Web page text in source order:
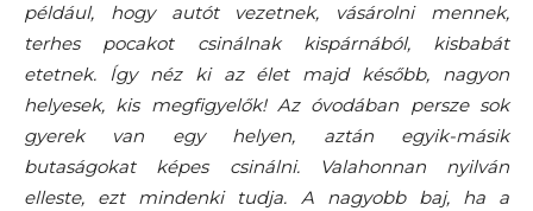
például, hogy autót vezetnek, vásárolni mennek,
terhes pocakot csinálnak kispárnából, kisbabát
etetnek. Így néz ki az élet majd később, nagyon
helyesek, kis megfigyelők! Az óvodában persze sok
gyerek van egy helyen, aztán egyik-másik
butaságokat képes csinálni. Valahonnan nyilván
elleste, ezt mindenki tudja. A nagyobb baj, ha a